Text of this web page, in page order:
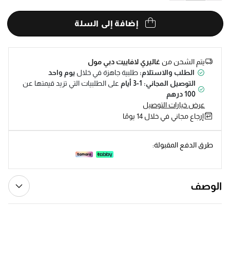
إضافة إلى السلة
يتم الشحن منغاليري لافاييت دبي مول
الطلب والاستلام: طلبية جاهزة في خلال يوم واحد
التوصيل المجاني: 1-3 أيام
على الطلبيات التي تزيد قيمتها عن
100 درهم
عرض خيارات التوصيل
إرجاع مجاني في خلال 14 يومًا
طرق الدفع المقبولة:
الوصف